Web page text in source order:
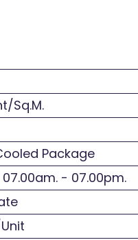
Sq.M.
Package
- 07.00pm.